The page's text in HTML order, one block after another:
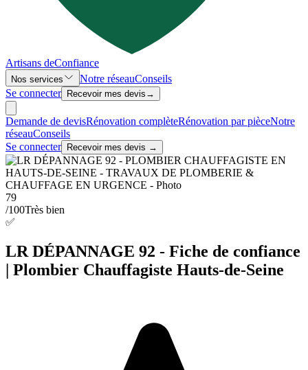
Artisans deConfiance
Nos services Notre réseauConseils
Se connecter
Recevoir mes devis →
Demande de devisRénovation complèteRénovation par pièceNotre
réseauConseils
Se connecter
Recevoir mes devis →
79
/100Très bien
✅
LR DÉPANNAGE 92 - Fiche de confiance
| Plombier Chauffagiste Hauts-de-Seine